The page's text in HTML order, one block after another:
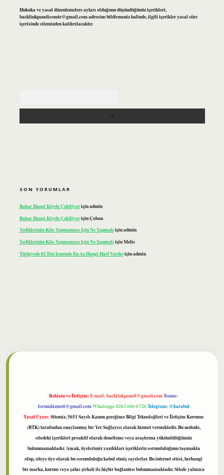
Hukuka ve yasal düzenlemelere aykırı olduğunu düşündüğünüz içerikleri,
backlinkpanelicomtr@gmail.comadresine bildirmeniz halinde, ilgili içerikler yasal süre
içerisinde sitemizden kaldırılacaktır.
SON YORUMLAR
Bahar Hangi Köyde Çekiliyoriçinadmin
Bahar Hangi Köyde ÇekiliyoriçinÇoban
Yediklerinin Kilo Yapmaması Için Ne Yapmalıiçinadmin
Yediklerinin Kilo Yapmaması Için Ne YapmalıiçinMelis
Türkiyede 81 Ilin Isminde En Az Hangi Harf Vardıriçinadmin
Reklam ve İletişim:E-mail:backlinkpaneli@gmail.comTeams:
forumhizmeti@gmail.comWhatsapp: 0262 606 0 726Telegram: @karabul
Yasal Uyarı:Sitemiz, 5651 Sayılı Kanun gereğince Bilgi Teknolojileri ve İletişim Kurumu
(BTK) tarafından onaylanmış bir Yer Sağlayıcı olarak hizmet vermektedir. Bu nedenle,
sitedeki içerikleri proaktif olarak denetleme veya araştırma yükümlülüğümüz
bulunmamaktadır. Ancak, üyelerimiz yazdıkları içeriklerin sorumluluğunu taşımakta
olup, siteye üye olarak bu sorumluluğu kabul etmiş sayılırlar. Bu internet sitesi, herhangi
bir marka, kurum veya şahıs şirketi ile hiçbir bağlantısı bulunmamaktadır. Sitede yalnızca